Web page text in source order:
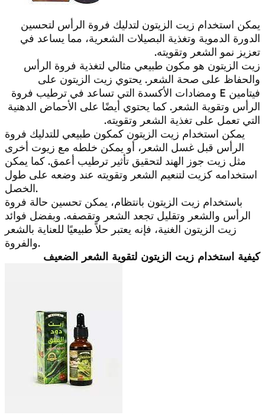
يمكن استخدام زيت الزيتون لتدليك فروة الرأس لتحسين
الدورة الدموية وتغذية البصيلات الشعرية، مما يساعد في
تعزيز نمو الشعر وتقويته.
زيت الزيتون هو مكون طبيعي مثالي لتغذية فروة الرأس
والحفاظ على صحة الشعر. يحتوي زيت الزيتون على
فيتامين E ومضادات الأكسدة التي تساعد في ترطيب فروة
الرأس وتقوية الشعر. كما يحتوي أيضًا على الأحماض الدهنية
التي تعمل على تغذية الشعر وتقويته.
يمكن استخدام زيت الزيتون كمكون طبيعي للتدليك فروة
الرأس قبل غسل الشعر، أو يمكن خلطه مع زيوت أخرى
مثل زيت جوز الهند لتحقيق تأثير ترطيب أعمق. كما يمكن
استخدامه كزيت لتنعيم الشعر وتقويته عند وضعه على طول
الخصل.
باستخدام زيت الزيتون بانتظام، يمكن تحسين حالة فروة
الرأس والشعر وتقليل تجعد الشعر وتقصفه. وبفضل فوائد
زيت الزيتون الغنية، فإنه يعتبر حلاً طبيعيًا للعناية بالشعر
والفروة.
كيفية استخدام زيت الزيتون لتقوية الشعر الضعيف